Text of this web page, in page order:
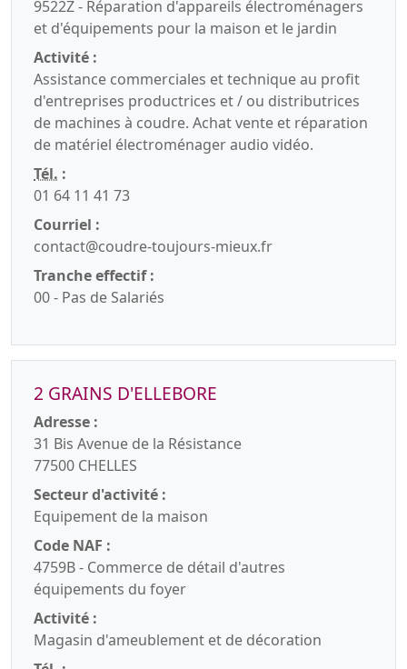
9522Z - Réparation d'appareils électroménagers
et d'équipements pour la maison et le jardin
Activité :
Assistance commerciales et technique au profit
d'entreprises productrices et / ou distributrices
de machines à coudre. Achat vente et réparation
de matériel électroménager audio vidéo.
Tél. :
01 64 11 41 73
Courriel :
contact@coudre-toujours-mieux.fr
Tranche effectif :
00 - Pas de Salariés
2 GRAINS D'ELLEBORE
Adresse :
31 Bis Avenue de la Résistance
77500 CHELLES
Secteur d'activité :
Equipement de la maison
Code NAF :
4759B - Commerce de détail d'autres
équipements du foyer
Activité :
Magasin d'ameublement et de décoration